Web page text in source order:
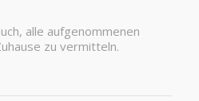
alle aufgenommenen
zu vermitteln.